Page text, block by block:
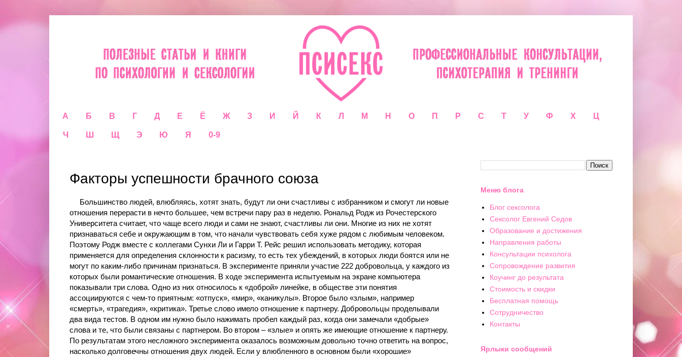
А Б В Г Д Е Ё Ж З И Й К Л М Н О П Р С Т У Ф Х Ц
Ч Ш Щ Э Ю Я 0-9
Факторы успешности брачного союза
Большинство людей, влюбляясь, хотят знать, будут ли они счастливы с избранником и смогут ли новые
отношения перерасти в нечто большее, чем встречи пару раз в неделю. Рональд Родж из Рочестерского
Университета считает, что чаще всего люди и сами не знают, счастливы ли они. Многие из них не хотят
признаваться себе и окружающим в том, что начали чувствовать себя хуже рядом с любимым человеком.
Поэтому Родж вместе с коллегами Сунхи Ли и Гарри Т. Рейс решил использовать методику, которая
применяется для определения склонности к расизму, то есть тех убеждений, в которых люди боятся или не
могут по каким-либо причинам признаться. В эксперименте приняли участие 222 добровольца, у каждого из
которых были романтические отношения. В ходе эксперимента испытуемым на экране компьютера
показывали три слова. Одно из них относилось к «доброй» линейке, в обществе эти понятия
ассоциируются с чем-то приятным: «отпуск», «мир», «каникулы». Второе было «злым», например
«смерть», «трагедия», «критика». Третье слово имело отношение к партнеру. Добровольцы проделывали
два вида тестов. В одном им нужно было нажимать пробел каждый раз, когда они замечали «добрые»
слова и те, что были связаны с партнером. Во втором – «злые» и опять же имеющие отношение к партнеру.
По результатам этого несложного эксперимента оказалось возможным довольно точно ответить на вопрос,
насколько долговечны отношения двух людей. Если у влюбленного в основном были «хорошие»
Меню блога
Блог сексолога
Сексолог Евгений Седов
Образование и достижения
Направления работы
Консультации психолога
Сопровождение развития
Коучинг до результата
Стоимость и скидки
Бесплатная помощь
Сотрудничество
Контакты
Ярлыки сообщений